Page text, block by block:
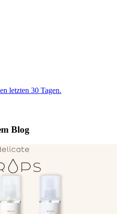
letzten 30 Tagen.
Blog